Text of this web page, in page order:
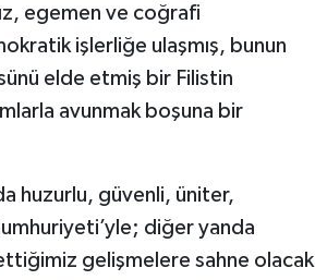
egemen ve coğrafi
işlerliğe ulaşmış, bunun
elde etmiş bir Filistin
avunmak boşuna bir
huzurlu, güvenli, üniter,
diğer yanda
gelişmelere sahne olacak